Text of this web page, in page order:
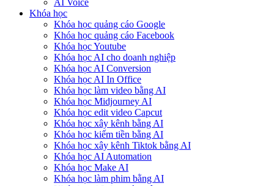
AI Voice
Khóa học
Khóa học quảng cáo Google
Khóa học quảng cáo Facebook
Khóa học Youtube
Khóa học AI cho doanh nghiệp
Khóa học AI Conversion
Khóa học AI In Office
Khóa học làm video bằng AI
Khóa học Midjourney AI
Khóa học edit video Capcut
Khóa học xây kênh bằng AI
Khóa học kiếm tiền bằng AI
Khóa học xây kênh Tiktok bằng AI
Khóa học AI Automation
Khóa học Make AI
Khóa học làm phim bằng AI